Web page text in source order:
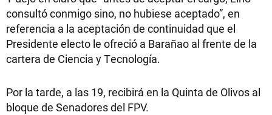
consultó conmigo sino, no hubiese aceptado”, en
referencia a la aceptación de continuidad que el
Presidente electo le ofreció a Barañao al frente de la
cartera de Ciencia y Tecnología.
Por la tarde, a las 19, recibirá en la Quinta de Olivos al
bloque de Senadores del FPV.